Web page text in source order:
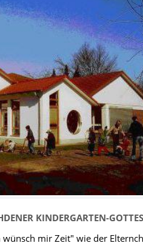
KINDERGARTEN-
wünsch mir Zeit" wie der